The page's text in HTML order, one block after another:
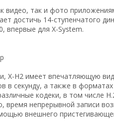
видео, так и фото
достичь 14-ступенчатого
впервые для X-System.
X-H2 имеет впечатляющую
в секунду, а также в
кодеки, в том числе
время непрерывной записи
внешнего